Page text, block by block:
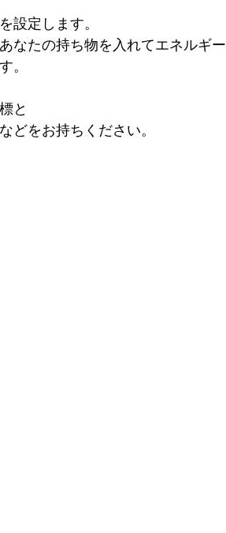
設定します。
なたの持ち物を入れてエネルギー
。
と
どをお持ちください。